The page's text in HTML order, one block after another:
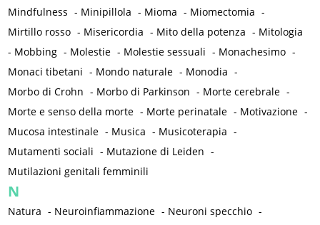
Mindfulness - Minipillola - Mioma - Miomectomia -
Mirtillo rosso - Misericordia - Mito della potenza - Mitologia
- Mobbing - Molestie - Molestie sessuali - Monachesimo -
Monaci tibetani - Mondo naturale - Monodia -
Morbo di Crohn - Morbo di Parkinson - Morte cerebrale -
Morte e senso della morte - Morte perinatale - Motivazione -
Mucosa intestinale - Musica - Musicoterapia -
Mutamenti sociali - Mutazione di Leiden -
Mutilazioni genitali femminili
N
Natura - Neuroinfiammazione - Neuroni specchio -